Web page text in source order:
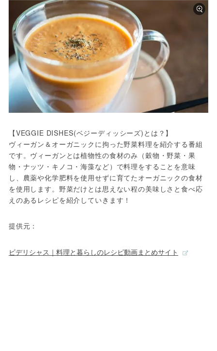
【VEGGIE DISHES(ベジーディッシーズ)とは？】
ヴィーガン＆オーガニックに拘った野菜料理を紹介する番組
です。ヴィーガンとは植物性の食材のみ（穀物・野菜・果
物・ナッツ・キノコ・海藻など）で料理をすることを意味
し、農薬や化学肥料を使用せずに育てたオーガニックの食材
を使用します。野菜だけとは思えない程の美味しさと食べ応
えのあるレシピを紹介していきます！
提供元：
ビデリシャス｜料理と暮らしのレシピ動画まとめサイト